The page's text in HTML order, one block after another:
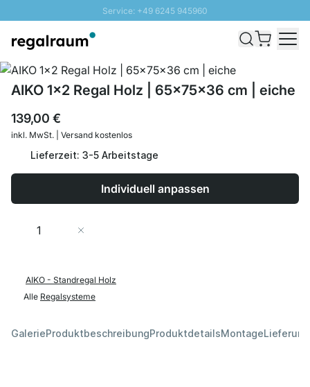
Service: +49 6245 945960
Schnelle Lieferung - Gratis Versand ab 100€
SUNNY SALE: Bis zu 20% Rabatt
AIKO 1x2 Regal Holz | 65x75x36 cm | eiche
139,00 €
inkl. MwSt. | Versand kostenlos
Lieferzeit: 3-5 Arbeitstage
Individuell anpassen
Menge
AIKO - Standregal Holz
Alle Regalsysteme
GalerieProduktbeschreibungProduktdetailsMontage